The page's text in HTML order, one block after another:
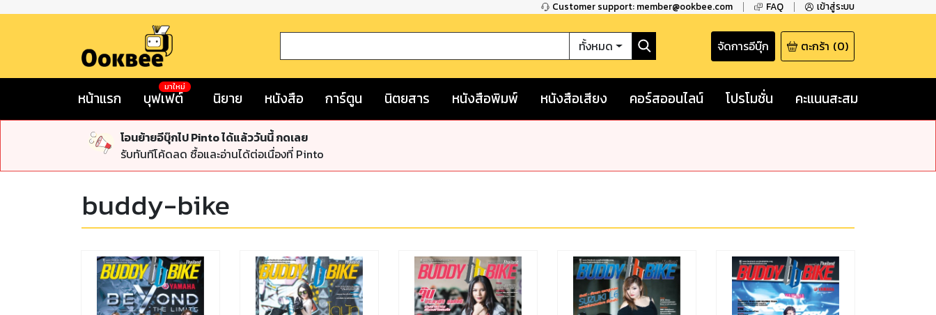
Customer support: member@ookbee.com FAQ เข้าสู่ระบบ
ทั้งหมด จัดการอีบุ๊ก ตะกร้า (0)
หน้าแรก บุฟเฟต์
มาใหม่
นิยาย หนังสือ การ์ตูน นิตยสาร หนังสือพิมพ์ หนังสือเสียง คอร์สออนไลน์ โปรโมชั่น คะแนนสะสม
โอนย้ายอีบุ๊กไป Pinto ได้แล้ววันนี้ กดเลย
รับทันทีโค้ดลด ซื้อและอ่านได้ต่อเนื่องที่ Pinto
buddy-bike